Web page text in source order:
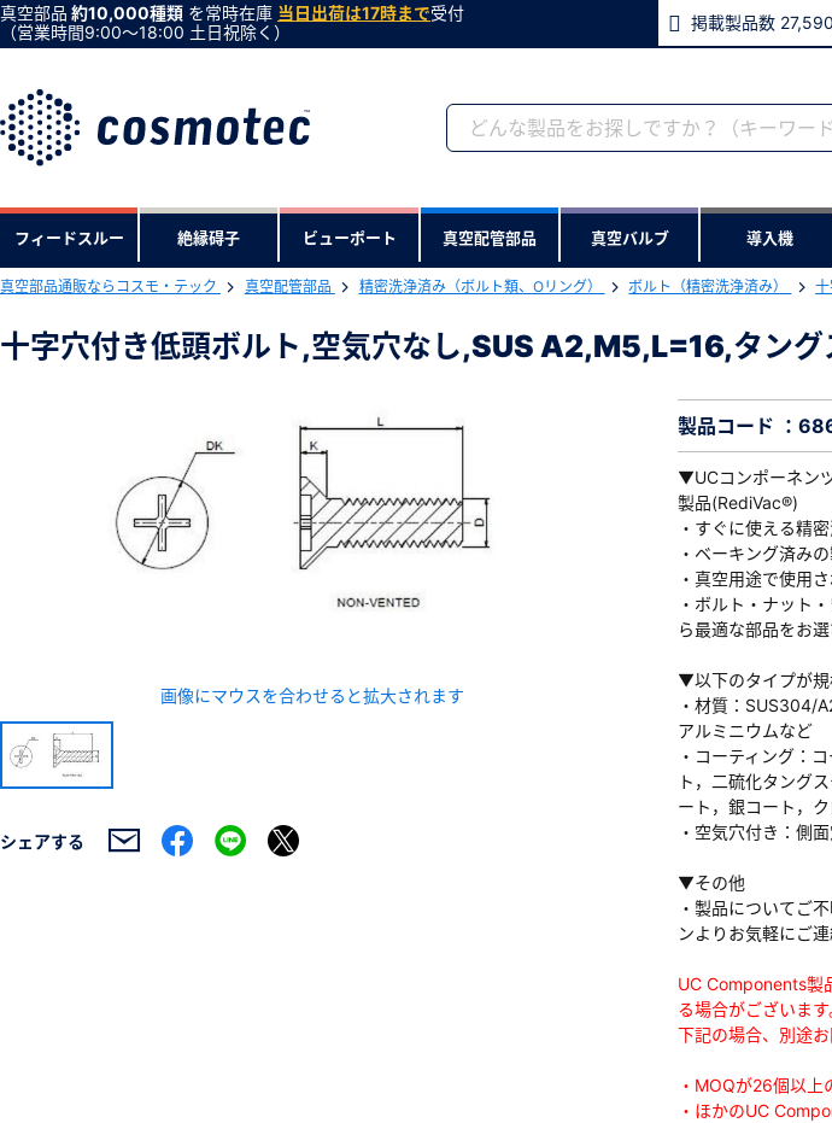
真空部品 約10,000種類 を常時在庫 当日出荷は17時まで受付
（営業時間9:00〜18:00 土日祝除く）
掲載製品数
フィードスルー 絶縁碍子 ビューポート 真空配管部品 真空バルブ 導入機
真空部品通販ならコスモ・テック 真空配管部品 精密洗浄済み（ボルト類、Oリング） ボルト（精密洗浄済み）
十字穴付き低頭ボルト,空気穴なし,SUS A2,M5,L=16,タング
画像にマウスを合わせると拡大されます
シェアする
製品コード ：
▼UCコンポーネン
製品(RediVac®)
・すぐに使える精
・ベーキング済み
・真空用途で使用
・ボルト・ナット
ら最適な部品をお
▼以下のタイプが
・材質：SUS304/
アルミニウムなど
・コーティング：
ト，二硫化タング
ート，銀コート，
・空気穴付き：側
▼その他
・製品についてご
ンよりお気軽にご
UC Components製
る場合がございます
下記の場合、別途お
・MOQが26個以上
・ほかのUC
下記製品のRoHS2適合報告書のダウンロードをします。
会社・学校・研究機関名
ダウンロ
会員登録がお済みでない方
会員登録をすれば、便利な機能がご利用いただけます。
※新規会員登録をお申し込み頂いてから本登録となるまで、数日間かかる場合があります。
また当社の判断によりお断りする場合があります。